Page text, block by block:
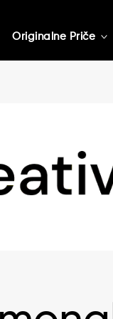
Originalne Priče